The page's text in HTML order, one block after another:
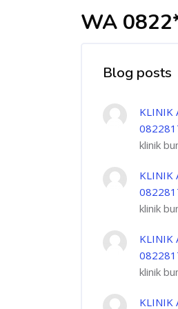
WA
Blog posts
KLINIK
klinik
KLINIK
klinik
KLINIK
klinik
KLINIK